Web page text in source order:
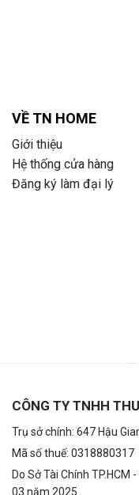
VỀ TN HOME
Giới thiệu
Hệ thống cửa hàng
Đăng ký làm đại lý
CÔNG TY TNHH
Trụ sở chính: 647 Hậu
Mã số thuế: 0318880317
Do Sở Tài Chính
03 năm 2025